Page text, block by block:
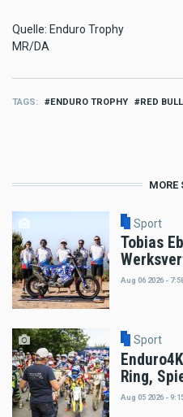
Quelle: Enduro Trophy
MR/DA
TAGS ENDURO TROPHY RED
MORE
Sport
Tobias
Aug 06 2026 -
Sport
Ring,
Aug 05 2026 -